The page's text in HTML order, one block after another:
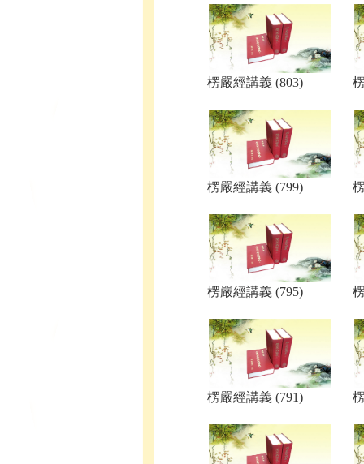
楞嚴經講義 (803)
楞嚴經講義 (799)
楞嚴經講義 (795)
楞嚴經講義 (791)